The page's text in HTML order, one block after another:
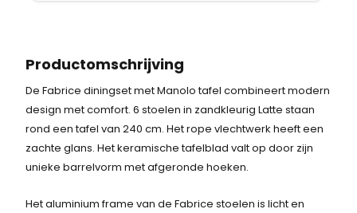
Productomschrijving
De Fabrice diningset met Manolo tafel combineert modern
design met comfort. 6 stoelen in zandkleurig Latte staan
rond een tafel van 240 cm. Het rope vlechtwerk heeft een
zachte glans. Het keramische tafelblad valt op door zijn
unieke barrelvorm met afgeronde hoeken.
Het aluminium frame van de Fabrice stoelen is licht en